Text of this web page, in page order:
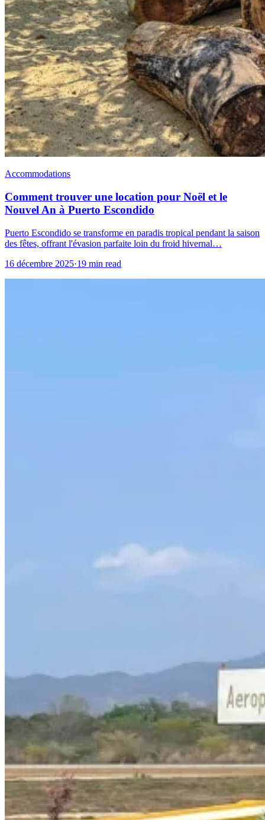
Accommodations
Comment trouver une location pour Noël et le
Nouvel An à Puerto Escondido
Puerto Escondido se transforme en paradis tropical pendant la saison
des fêtes, offrant l'évasion parfaite loin du froid hivernal…
16 décembre 2025·19 min read